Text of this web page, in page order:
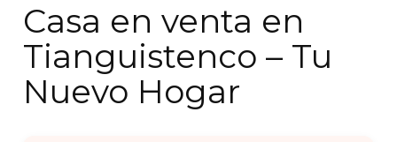
Casa en venta en
Tianguistenco – Tu
Nuevo Hogar